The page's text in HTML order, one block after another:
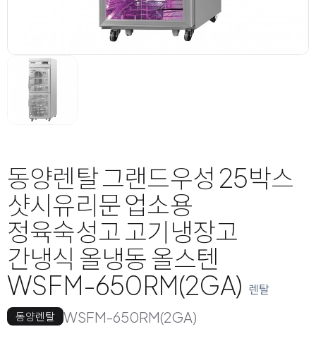
동양렌탈 그랜드우성 25박스
샷시유리문 업소용
정육숙성고 고기냉장고
간냉식 올냉동 올스텐
WSFM-650RM(2GA) 렌탈
동양렌탈 WSFM-650RM(2GA)